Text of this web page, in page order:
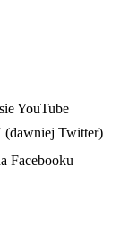
YouTube
(dawniej Twitter)
Facebooku